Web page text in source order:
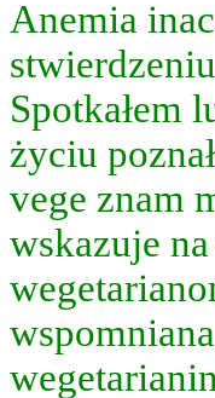
Anemia
Spotkałem
życiu
vege znam
wskazuje